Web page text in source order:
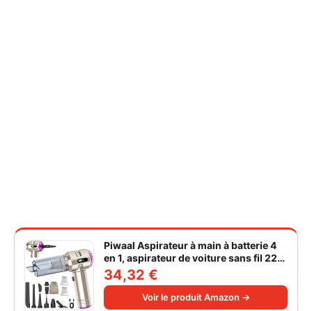
Piwaal Aspirateur à main à batterie 4
en 1, aspirateur de voiture sans fil 22
000 Pa avec moteur sans balais,
souffleur électrique à air comprimé
220 000 tr/min 3 vitesses pour poils
d'animaux
34,32 €
Voir le produit Amazon →